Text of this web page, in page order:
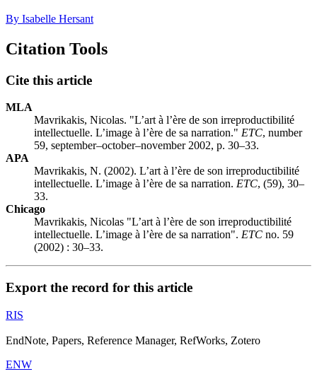
By Isabelle Hersant
Citation Tools
Cite this article
MLA
Mavrikakis, Nicolas. "L’art à l’ère de son irreproductibilité
intellectuelle. L’image à l’ère de sa narration." ETC, number
59, september–october–november 2002, p. 30–33.
APA
Mavrikakis, N. (2002). L’art à l’ère de son irreproductibilité
intellectuelle. L’image à l’ère de sa narration. ETC, (59), 30–
33.
Chicago
Mavrikakis, Nicolas "L’art à l’ère de son irreproductibilité
intellectuelle. L’image à l’ère de sa narration". ETC no. 59
(2002) : 30–33.
Export the record for this article
RIS
EndNote, Papers, Reference Manager, RefWorks, Zotero
ENW